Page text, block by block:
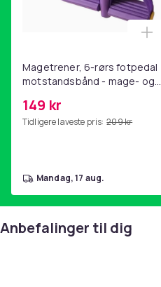
Magetrener, 6-rørs fotpedal
motstandsbånd - mage- og
hjemmegymnastikk Purple
149 kr
Tidligere laveste pris: 209 kr
mandag, 17 aug.
Anbefalinger til dig